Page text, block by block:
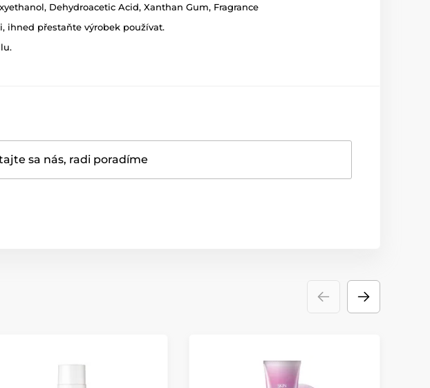
Dehydroacetic Acid, Xanthan Gum, Fragrance
ihned přestaňte výrobek používat.
sa nás, radi poradíme